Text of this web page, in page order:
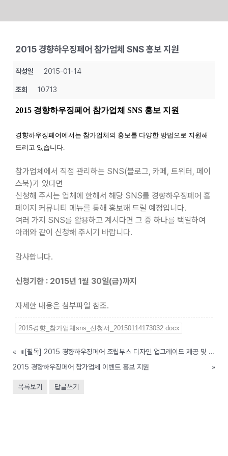
content2015 경향하우징페어 참가업체 SNS 홍보 지원
작성일 2015-01-14
조회 10713
2015 경향하우징페어 참가업체 SNS 홍보 지원
경향하우징페어에서는 참가업체의 홍보를 다양한 방법으로 지원해
드리고 있습니다.
참가업체에서 직접 관리하는 SNS(블로그, 카페, 트위터, 페이
스북)가 있다면
신청해 주시는 업체에 한해서 해당 SNS를 경향하우징페어 홈
페이지 커뮤니티 메뉴를 통해 홍보해 드릴 예정입니다.
여러 가지 SNS를 활용하고 계시다면 그 중 하나를 택일하여
아래와 같이 신청해 주시기 바랍니다.
감사합니다.
신청기한 : 2015년 1월 30일(금)까지
자세한 내용은 첨부파일 참조.
2015경향_참가업체sns_신청서_20150114173032.docx
«
※[필독] 2015 경향하우징페어 조립부스 디자인 업그레이드 제공 및 프리미엄 부스 신설 안내
2015 경향하우징페어 참가업체 이벤트 홍보 지원
»
목록보기 답글쓰기